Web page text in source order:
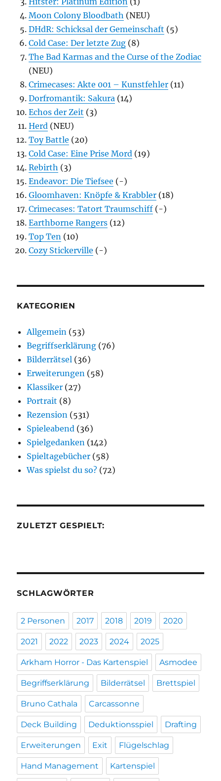
Moon Colony Bloodbath (NEU)
DHdR: Schicksal der Gemeinschaft (5)
Cold Case: Der letzte Zug (8)
The Bad Karmas and the Curse of the Zodiac
(NEU)
Crimecases: Akte 001 – Kunstfehler (11)
Dorfromantik: Sakura (14)
Echos der Zeit (3)
Herd (NEU)
Toy Battle (20)
Cold Case: Eine Prise Mord (19)
Rebirth (3)
Endeavor: Die Tiefsee (-)
Gloomhaven: Knöpfe & Krabbler (18)
Crimecases: Tatort Traumschiff (-)
Earthborne Rangers (12)
Top Ten (10)
Cozy Stickerville (-)
KATEGORIEN
Allgemein (53)
Begriffserklärung (76)
Bilderrätsel (36)
Erweiterungen (58)
Klassiker (27)
Portrait (8)
Rezension (531)
Spieleabend (36)
Spielgedanken (142)
Spieltagebücher (58)
Was spielst du so? (72)
ZULETZT GESPIELT:
SCHLAGWÖRTER
2 Personen 2017 2018 2019 2020
2021 2022 2023 2024 2025
Arkham Horror - Das Kartenspiel Asmodee
Begriffserklärung Bilderrätsel Brettspiel
Bruno Cathala Carcassonne
Deck Building Deduktionsspiel Drafting
Erweiterungen Exit Flügelschlag
Hand Management Kartenspiel